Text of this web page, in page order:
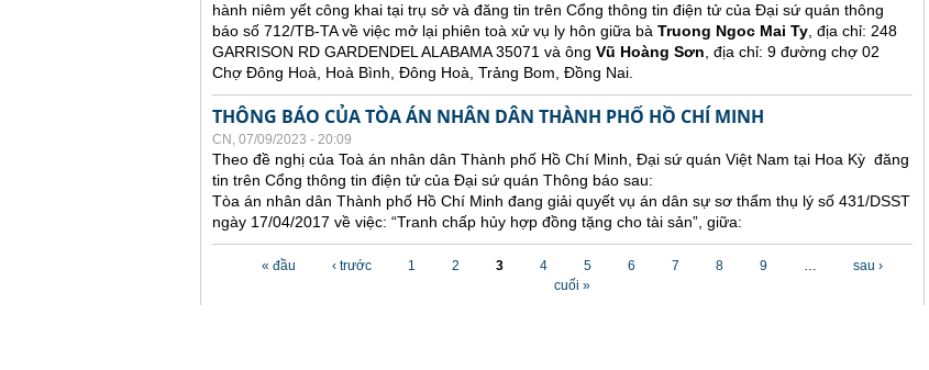
hành niêm yết công khai tại trụ sở và đăng tin trên Cổng thông tin điện tử của Đại sứ quán thông
báo số 712/TB-TA về việc mở lại phiên toà xử vụ ly hôn giữa bà Truong Ngoc Mai Ty , địa chỉ: 248
GARRISON RD GARDENDEL ALABAMA 35071 và ông Vũ Hoàng Sơn , địa chỉ: 9 đường chợ 02
Chợ Đông Hoà, Hoà Bình, Đông Hoà, Trảng Bom, Đồng Nai.
THÔNG BÁO CỦA TÒA ÁN NHÂN DÂN THÀNH PHỐ HỒ CHÍ MINH
CN, 07/09/2023 - 20:09
Theo đề nghị của Toà án nhân dân Thành phố Hồ Chí Minh, Đại sứ quán Việt Nam tại Hoa Kỳ đăng
tin trên Cổng thông tin điện tử của Đại sứ quán Thông báo sau:
Tòa án nhân dân Thành phố Hồ Chí Minh đang giải quyết vụ án dân sự sơ thẩm thụ lý số 431/DSST
ngày 17/04/2017 về việc: “Tranh chấp hủy hợp đồng tặng cho tài sản”, giữa:
« đầu ‹ trước 1 2 3 4 5 6 7 8 9 …
sau ›
cuối »